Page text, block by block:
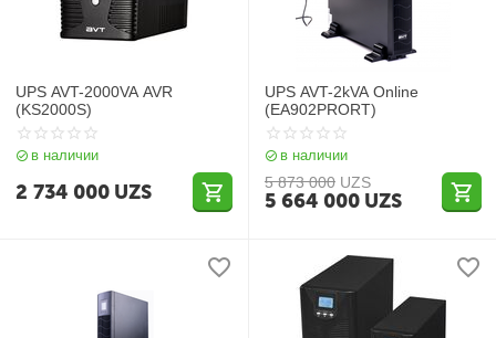
UPS AVT-2000VA AVR
(KS2000S)
в наличии
2 734 000 UZS
UPS AVT-2kVA Online
(EA902PRORT)
в наличии
5 873 000 UZS
5 664 000 UZS